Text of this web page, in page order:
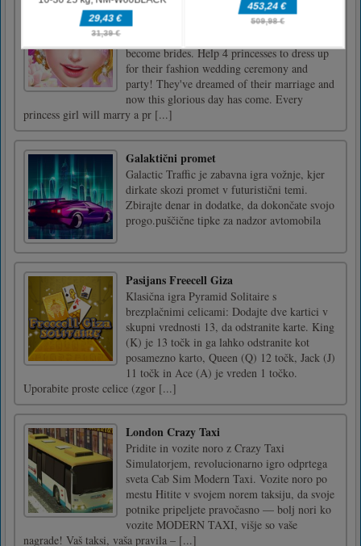
Wedding Dress Up – Bride makeover
Princesses are very happy today because it's
become brides. Help 4 princesses to dress up
for their fashion wedding ceremony and
party! They've dreamed of their marriage and
now this glorious day has come. Every
princess girl will marry a pr [...]
Galaktični promet
Galactic Traffic je zabavna igra vožnje, kjer
dirkate skozi promet v futuristični temi.
Zbirajte denar in dodatke, da dokončate svojo
progo.puščične tipke za nadzor avtomobila
Pasijans Freecell Giza
Klasična igra Pyramid Solitaire s
brezplačnimi celicami: Dodajte dve kartici v
skupni vrednosti 13, da odstranite karte. King
(K) je 13 točk in ga lahko odstranite kot
posamezno karto, Queen (Q) 12 točk, Jack (J)
11 točk in Ace (A) je vreden 1 točko.
Uporabite proste celice (zgor [...]
London Crazy Taxi
Pridite in vozite noro z Crazy Taxi
Simulatorjem, revolucionarno igro odprtega
sveta Cab Sim Modern Taxi. Vozite noro po
mestu Hitite v svojem norem taksiju, da svoje
potnike pripeljete pravočasno — bolj nori ko
vozite MODERN TAXI, višje so vaše
nagrade! Vaš taksi, vaša pravila – [...]